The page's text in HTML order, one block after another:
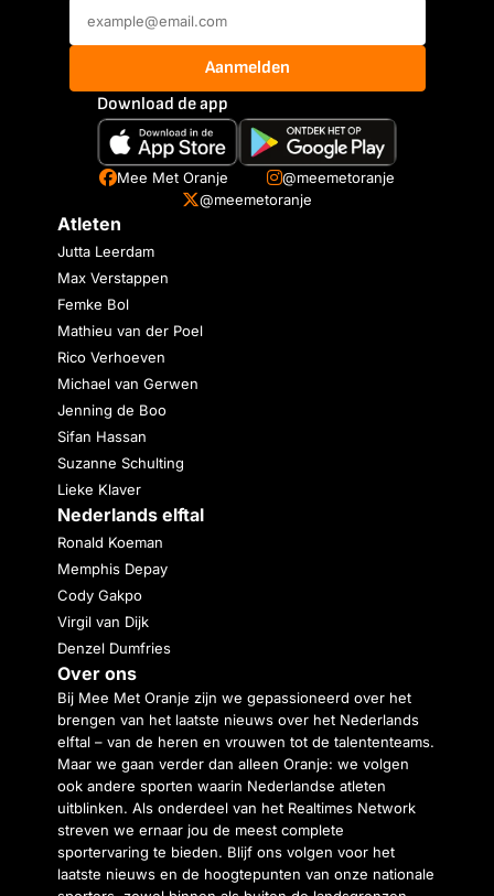
Aanmelden
Download de app
Mee Met Oranje
@meemetoranje
@meemetoranje
Atleten
Jutta Leerdam
Max Verstappen
Femke Bol
Mathieu van der Poel
Rico Verhoeven
Michael van Gerwen
Jenning de Boo
Sifan Hassan
Suzanne Schulting
Lieke Klaver
Nederlands elftal
Ronald Koeman
Memphis Depay
Cody Gakpo
Virgil van Dijk
Denzel Dumfries
Over ons
Bij Mee Met Oranje zijn we gepassioneerd over het
brengen van het laatste nieuws over het Nederlands
elftal – van de heren en vrouwen tot de talententeams.
Maar we gaan verder dan alleen Oranje: we volgen
ook andere sporten waarin Nederlandse atleten
uitblinken. Als onderdeel van het Realtimes Network
streven we ernaar jou de meest complete
sportervaring te bieden. Blijf ons volgen voor het
laatste nieuws en de hoogtepunten van onze nationale